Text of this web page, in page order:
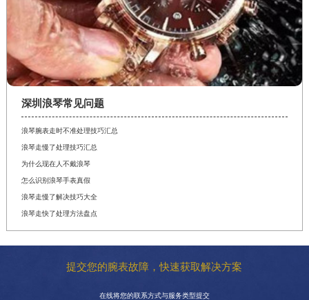
深圳浪琴常见问题
浪琴腕表走时不准处理技巧汇总
浪琴走慢了处理技巧汇总
为什么现在人不戴浪琴
怎么识别浪琴手表真假
浪琴走慢了解决技巧大全
浪琴走快了处理方法盘点
提交您的腕表故障，快速获取解决方案
在线将您的联系方式与服务类型提交